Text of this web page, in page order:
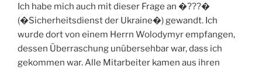
Ich habe mich auch mit dieser Frage an �???�
(�Sicherheitsdienst der Ukraine�) gewandt. Ich
wurde dort von einem Herrn Wolodymyr empfangen,
dessen Überraschung unübersehbar war, dass ich
gekommen war. Alle Mitarbeiter kamen aus ihren